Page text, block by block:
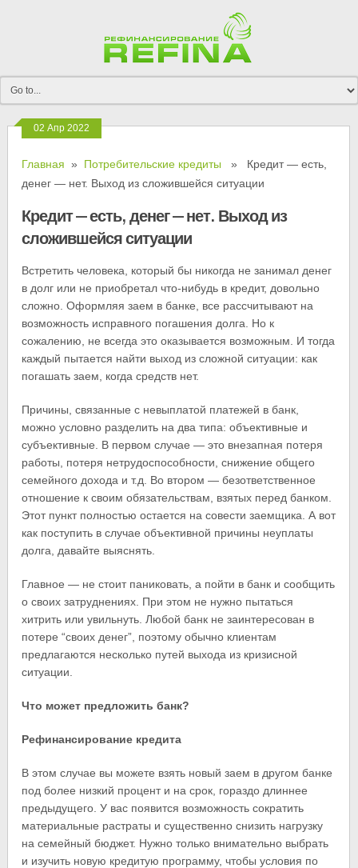
02 Апр 2022
Главная » Потребительские кредиты » Кредит — есть,
денег — нет. Выход из сложившейся ситуации
Кредит — есть, денег — нет. Выход из
сложившейся ситуации
Встретить человека, который бы никогда не занимал денег
в долг или не приобретал что-нибудь в кредит, довольно
сложно. Оформляя заем в банке, все рассчитывают на
возможность исправного погашения долга. Но к
сожалению, не всегда это оказывается возможным. И тогда
каждый пытается найти выход из сложной ситуации: как
погашать заем, когда средств нет.
Причины, связанные с невыплатой платежей в банк,
можно условно разделить на два типа: объективные и
субъективные. В первом случае — это внезапная потеря
работы, потеря нетрудоспособности, снижение общего
семейного дохода и т.д. Во втором — безответственное
отношение к своим обязательствам, взятых перед банком.
Этот пункт полностью остается на совести заемщика. А вот
как поступить в случае объективной причины неуплаты
долга, давайте выяснять.
Главное — не стоит паниковать, а пойти в банк и сообщить
о своих затруднениях. При этом не нужно пытаться
хитрить или увильнуть. Любой банк не заинтересован в
потере “своих денег”, поэтому обычно клиентам
предлагаются несколько путей выхода из кризисной
ситуации.
Что может предложить банк?
Рефинансирование кредита
В этом случае вы можете взять новый заем в другом банке
под более низкий процент и на срок, гораздо длиннее
предыдущего. У вас появится возможность сократить
материальные растраты и существенно снизить нагрузку
на семейный бюджет. Нужно только внимательно выбрать
и изучить новую кредитую программу, чтобы условия по